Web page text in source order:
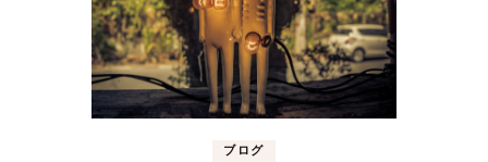
ブログ